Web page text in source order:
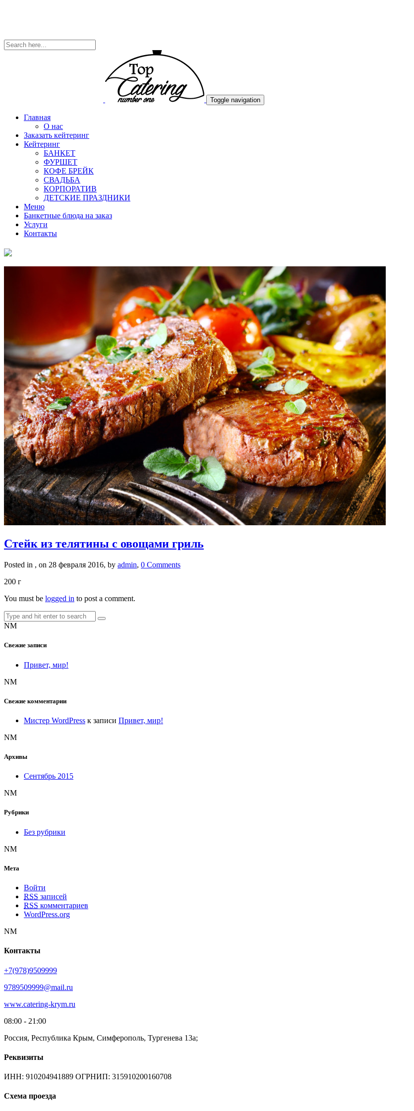
Toggle navigation
Главная
О нас
Заказать кейтеринг
Кейтеринг
БАНКЕТ
ФУРШЕТ
КОФЕ БРЕЙК
СВАДЬБА
КОРПОРАТИВ
ДЕТСКИЕ ПРАЗДНИКИ
Меню
Банкетные блюда на заказ
Услуги
Контакты
Стейк из телятины с овощами гриль
Posted in , on 28 февраля 2016, by admin, 0 Comments
200 г
You must be logged in to post a comment.
NM
Свежие записи
Привет, мир!
NM
Свежие комментарии
Мистер WordPress к записи Привет, мир!
NM
Архивы
Сентябрь 2015
NM
Рубрики
Без рубрики
NM
Мета
Войти
RSS записей
RSS комментариев
WordPress.org
NM
Контакты
+7(978)9509999
9789509999@mail.ru
www.catering-krym.ru
08:00 - 21:00
Россия, Республика Крым, Симферополь, Тургенева 13а;
Реквизиты
ИНН: 910204941889 ОГРНИП: 315910200160708
Схема проезда